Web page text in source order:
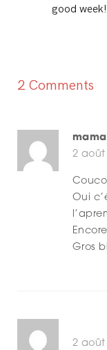
A
I
G
good week!
2 Comments
2 août
Oui
Gros
2 août